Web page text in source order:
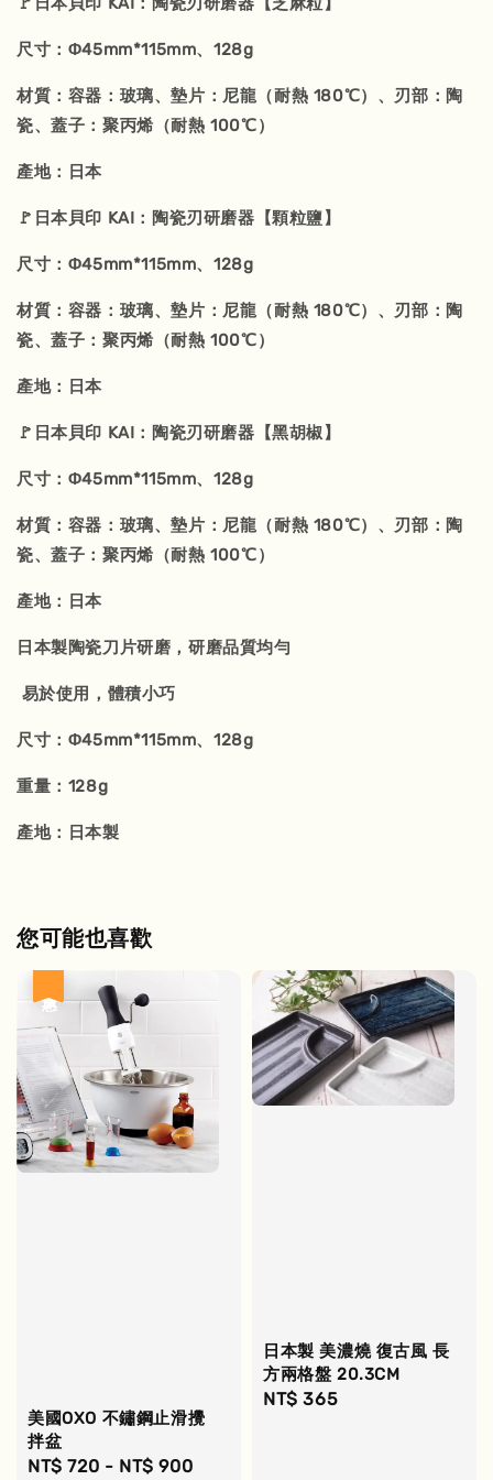
尺寸：Φ45mm*115mm、128g
材質：容器：玻璃、墊片：尼龍（耐熱 180℃）、刃部：陶
瓷、蓋子：聚丙烯（耐熱 100℃）
產地：日本
🚩日本貝印 KAI：陶瓷刃研磨器【顆粒鹽】
尺寸：Φ45mm*115mm、128g
材質：容器：玻璃、墊片：尼龍（耐熱 180℃）、刃部：陶
瓷、蓋子：聚丙烯（耐熱 100℃）
產地：日本
🚩日本貝印 KAI：陶瓷刃研磨器【黑胡椒】
尺寸：Φ45mm*115mm、128g
材質：容器：玻璃、墊片：尼龍（耐熱 180℃）、刃部：陶
瓷、蓋子：聚丙烯（耐熱 100℃）
產地：日本
日本製陶瓷刀片研磨，研磨品質均勻
易於使用，體積小巧
尺寸：Φ45mm*115mm、128g
重量：128g
產地：日本製
您可能也喜歡
美國OXO 不鏽鋼止滑攪
拌盆
Sale
NT$ 720 - NT$ 900
日本製 美濃燒 復古風 長
方兩格盤 20.3CM
Regular
NT$ 365